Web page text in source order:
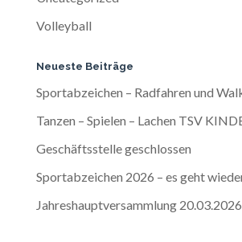
Volleyball
Neueste Beiträge
Sportabzeichen – Radfahren und
Tanzen – Spielen – Lachen TSV
Geschäftsstelle geschlossen
Sportabzeichen 2026 – es geht
Jahreshauptversammlung 20.03.2026